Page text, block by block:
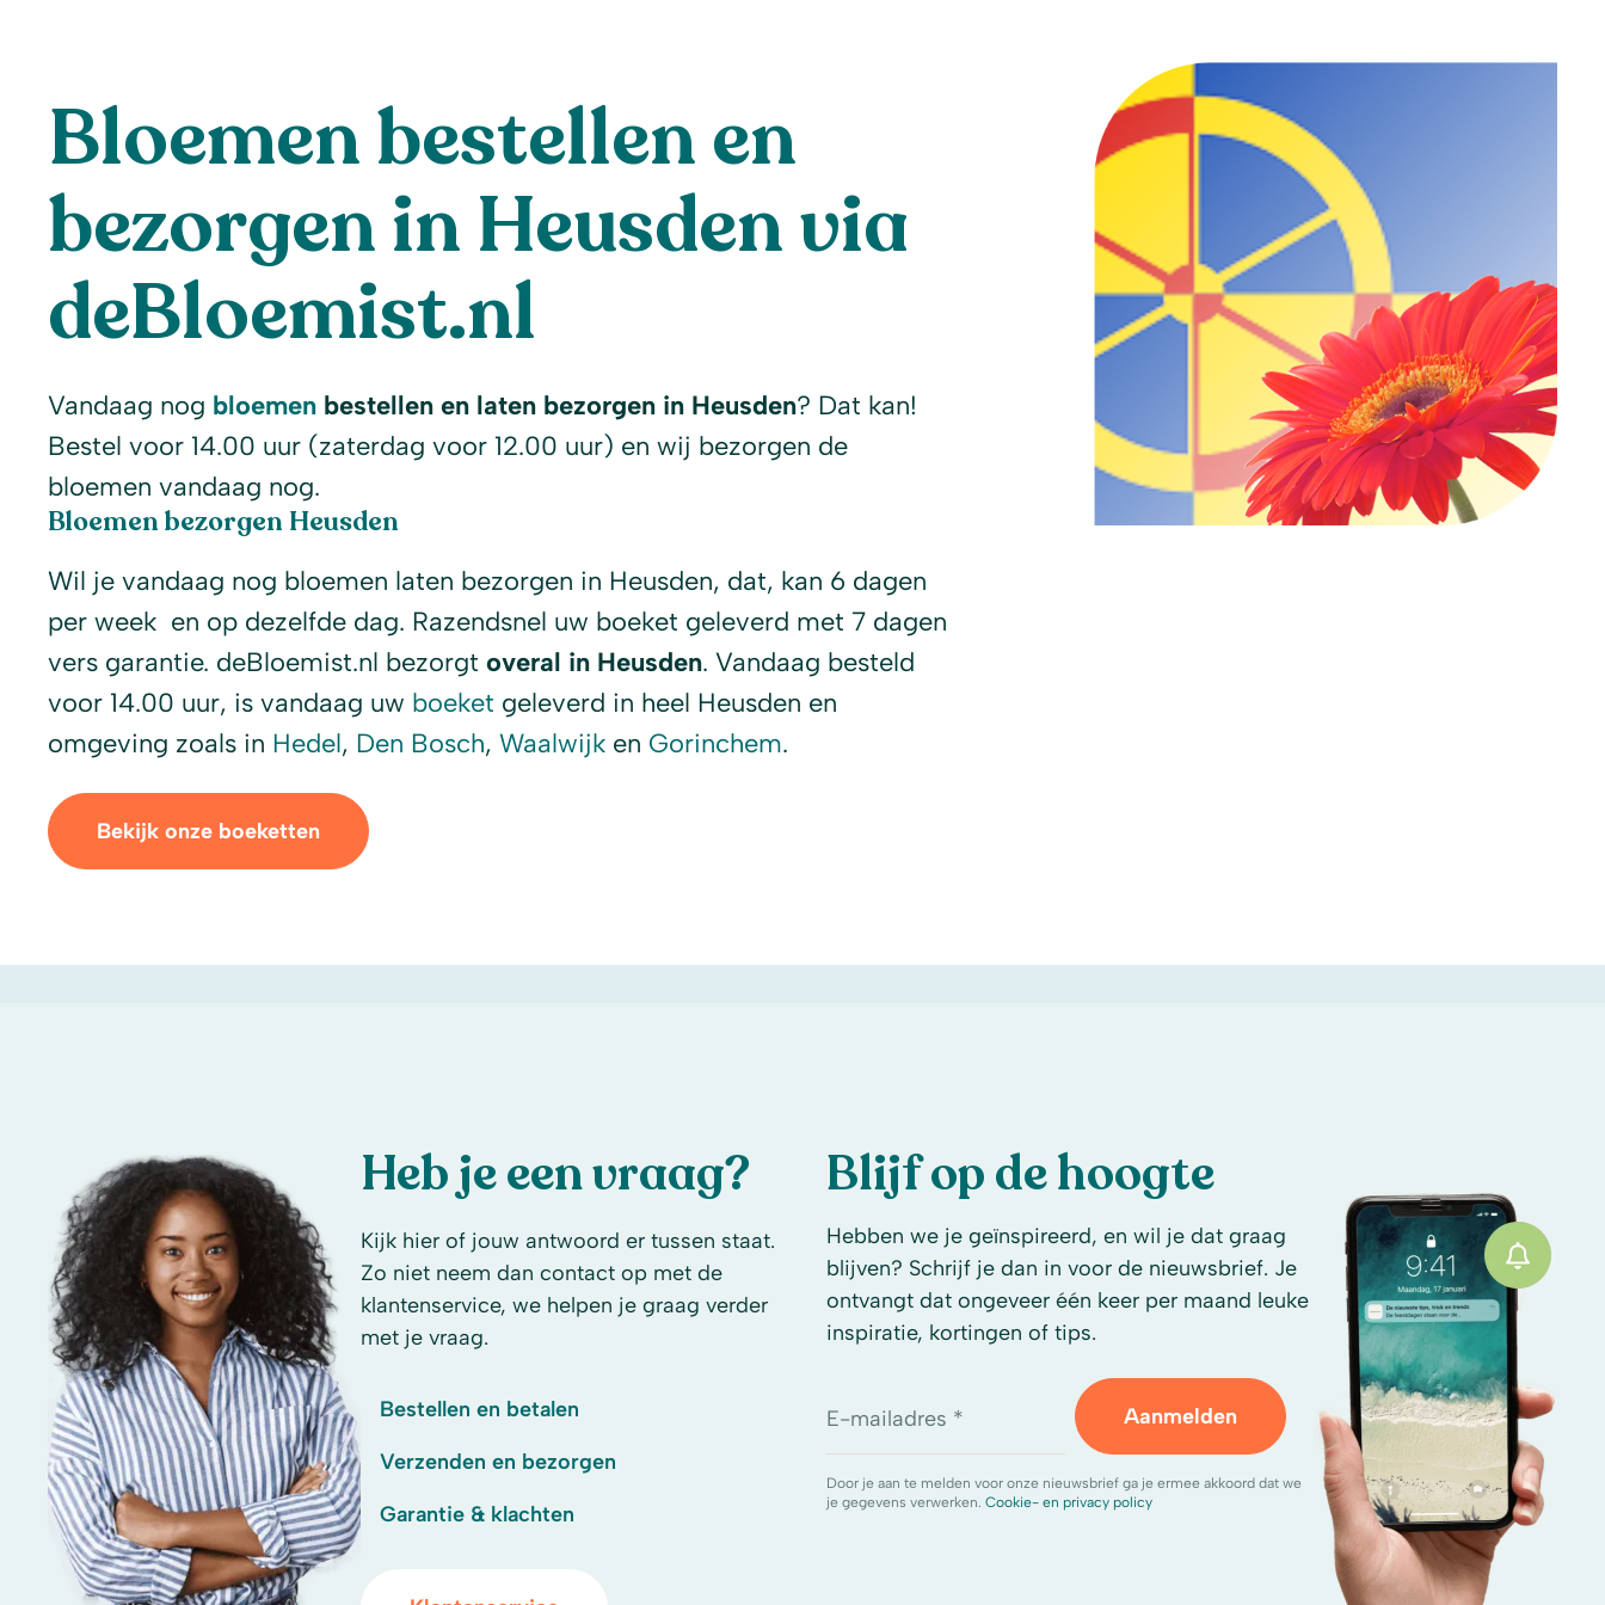
Bloemen bestellen en
bezorgen in Heusden via
deBloemist.nl
Vandaag nog bloemen bestellen en laten bezorgen in Heusden? Dat kan!
Bestel voor 14.00 uur (zaterdag voor 12.00 uur) en wij bezorgen de
bloemen vandaag nog.
Bloemen bezorgen Heusden
Wil je vandaag nog bloemen laten bezorgen in Heusden, dat, kan 6 dagen
per week en op dezelfde dag. Razendsnel uw boeket geleverd met 7 dagen
vers garantie. deBloemist.nl bezorgt overal in Heusden. Vandaag besteld
voor 14.00 uur, is vandaag uw boeket geleverd in heel Heusden en
omgeving zoals in Hedel, Den Bosch, Waalwijk en Gorinchem.
Bekijk onze boeketten
Heb je een vraag?
Kijk hier of jouw antwoord er tussen staat.
Zo niet neem dan contact op met de
klantenservice, we helpen je graag verder
met je vraag.
Bestellen en betalen
Verzenden en bezorgen
Garantie & klachten
Blijf op de hoogte
Hebben we je geïnspireerd, en wil je dat graag
blijven? Schrijf je dan in voor de nieuwsbrief. Je
ontvangt dat ongeveer één keer per maand leuke
inspiratie, kortingen of tips.
E-mailadres * Aanmelden
Door je aan te melden voor onze nieuwsbrief ga je ermee akkoord dat we
je gegevens verwerken. Cookie- en privacy policy